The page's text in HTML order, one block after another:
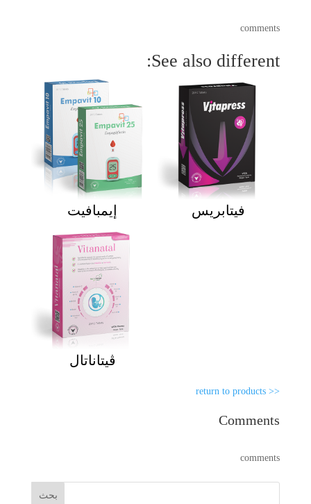
comments
See also different:
إيمبافيت فيتابريس
ڤيتاناتال
<< return to products
Comments
comments